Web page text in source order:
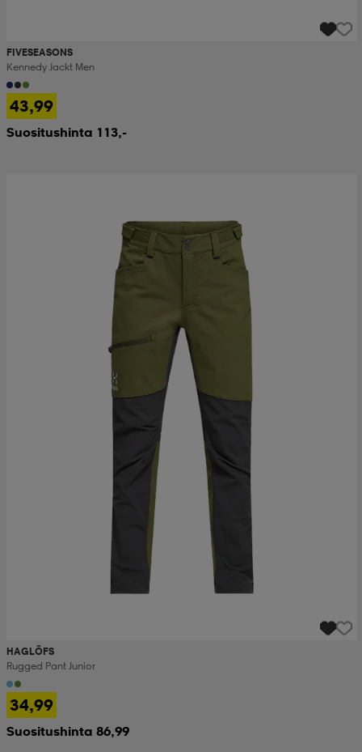
FIVESEASONS
Kennedy Jackt Men
43,99
Suositushinta 113,-
HAGLÖFS
Rugged Pant Junior
34,99
Suositushinta 86,99